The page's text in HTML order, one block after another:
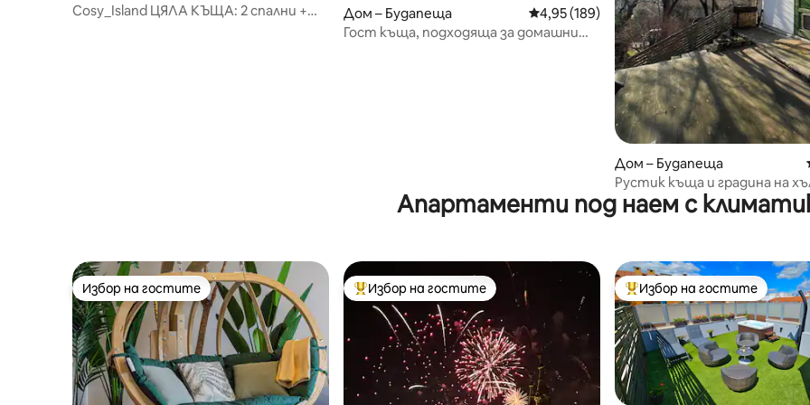
Cosy_Island ЦЯЛА КЪЩА: 2 спални +
Дом – Будапеща Средна оценка: 4,95 от 5, 189 отзива
4,95 (189)
Гост къща, подходяща за домашни
Дом – Будапеща
Рустик къща и градина на
Апартаменти под наем с
Избор на гостите
Избор на гостите Най-популярен избор на гостите
Избор на гостите Най-популярен избор на
Избор на гостите